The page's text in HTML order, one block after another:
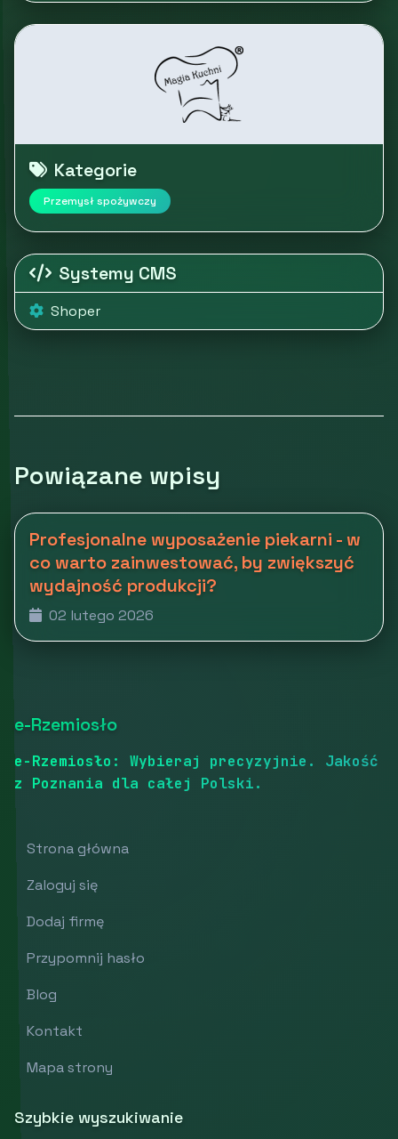
Kategorie
Przemysł spożywczy
Systemy CMS
Shoper
Powiązane wpisy
Profesjonalne wyposażenie piekarni - w
co warto zainwestować, by zwiększyć
wydajność produkcji?
02 lutego 2026
e-Rzemiosło
e-Rzemiosło: Wybieraj precyzyjnie. Jakość
z Poznania dla całej Polski.
Strona główna
Zaloguj się
Dodaj firmę
Przypomnij hasło
Blog
Kontakt
Mapa strony
Szybkie wyszukiwanie